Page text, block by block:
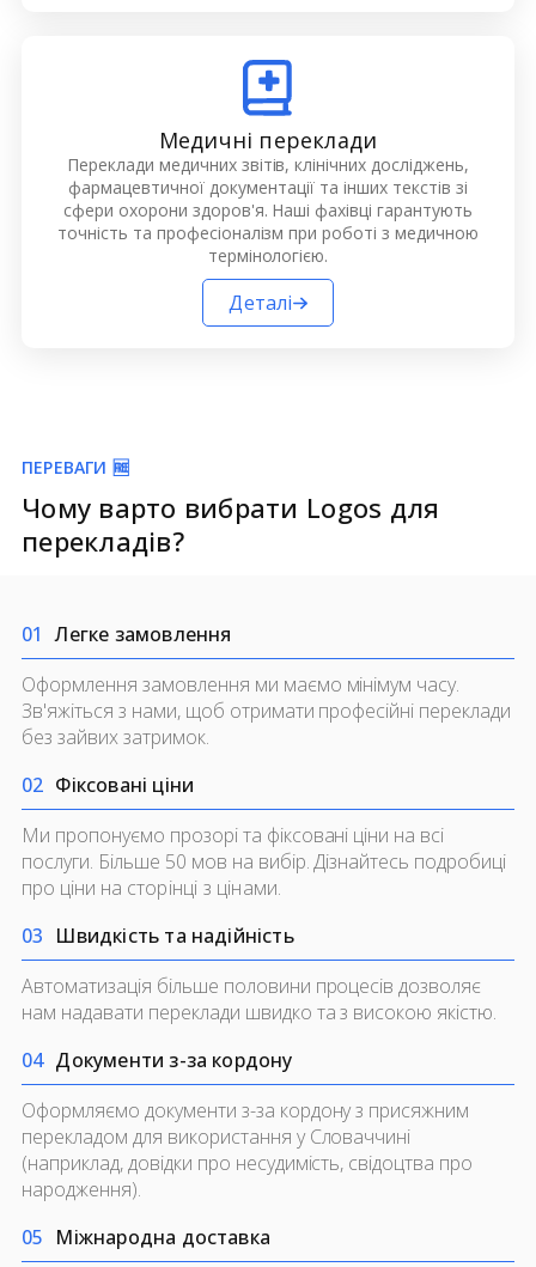
Медичні переклади
Переклади медичних звітів, клінічних досліджень,
фармацевтичної документації та інших текстів зі
сфери охорони здоров'я. Наші фахівці гарантують
точність та професіоналізм при роботі з медичною
термінологією.
Деталі
ПЕРЕВАГИ 🆓
Чому варто вибрати Logos для
перекладів?
01
Легке замовлення
Оформлення замовлення ми маємо мінімум часу.
Зв'яжіться з нами, щоб отримати професійні переклади
без зайвих затримок.
02 Фіксовані ціни
Ми пропонуємо прозорі та фіксовані ціни на всі
послуги. Більше 50 мов на вибір. Дізнайтесь подробиці
про ціни на сторінці з цінами.
03 Швидкість та надійність
Автоматизація більше половини процесів дозволяє
нам надавати переклади швидко та з високою якістю.
04 Документи з-за кордону
Оформляємо документи з-за кордону з присяжним
перекладом для використання у Словаччині
(наприклад, довідки про несудимість, свідоцтва про
народження).
05 Міжнародна доставка